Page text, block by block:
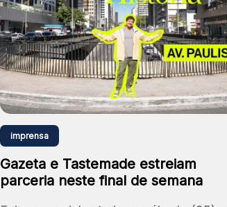
imprensa
Gazeta e Tastemade estreiam
parceria neste final de semana